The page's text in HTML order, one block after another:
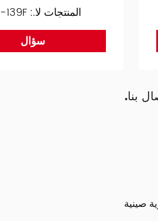
المنتجات لا.: CN-139F
سؤال
بنا.
صينية